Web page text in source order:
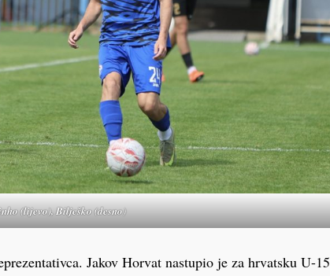
(lijevo), Bilješko (desno)
Jakov Horvat nastupio je za hrvatsku U-15